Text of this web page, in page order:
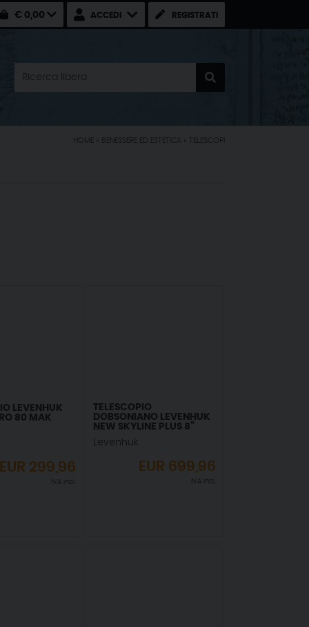
REGISTRATI
ACCEDI
€ 0,00
HOME BENESSERE ED ESTETICA TELESCOPI
LEVENHUK
80 MAK
EUR 299,96
IVA incl.
TELESCOPIO
DOBSONIANO LEVENHUK
NEW SKYLINE PLUS 8”
Levenhuk
EUR 699,96
IVA incl.